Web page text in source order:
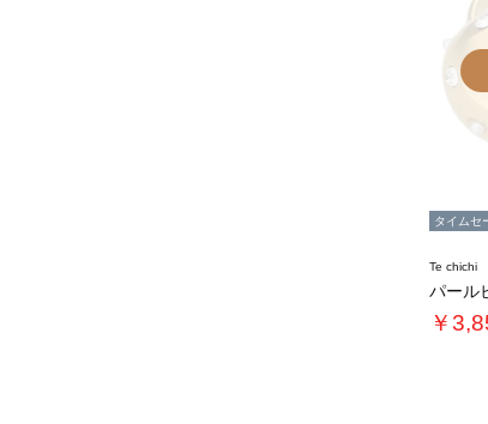
タイムセ
Te chichi
￥